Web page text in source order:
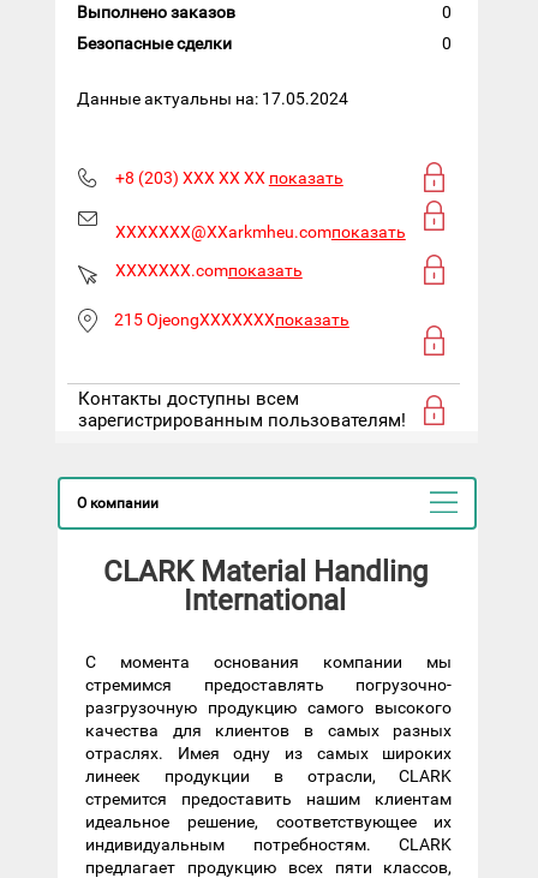
Выполнено заказов
0
Безопасные сделки
0
Данные актуальны на: 17.05.2024
+8 (203) XXX XX XX показать
XXXXXXX@XXarkmheu.comпоказать
XXXXXXX.comпоказать
215 OjeongXXXXXXXпоказать
Контакты доступны всем
зарегистрированным пользователям!
О компании
CLARK Material Handling
International
С момента основания компании мы
стремимся предоставлять погрузочно-
разгрузочную продукцию самого высокого
качества для клиентов в самых разных
отраслях. Имея одну из самых широких
линеек продукции в отрасли, CLARK
стремится предоставить нашим клиентам
идеальное решение, соответствующее их
индивидуальным потребностям. CLARK
предлагает продукцию всех пяти классов,